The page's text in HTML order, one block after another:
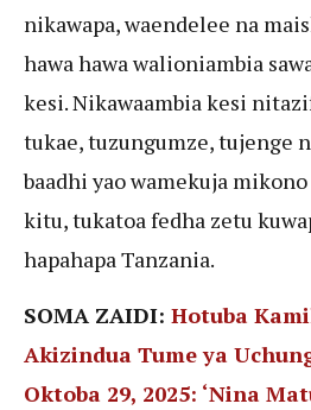
nikawapa, waendelee na
hawa hawa walioniambia
kesi. Nikawaambia kesi
tukae, tuzungumze, tujenge
baadhi yao wamekuja
kitu, tukatoa fedha zetu
hapahapa Tanzania.
SOMA ZAIDI: Hotuba
Akizindua Tume ya
Oktoba 29, 2025: ‘Nina